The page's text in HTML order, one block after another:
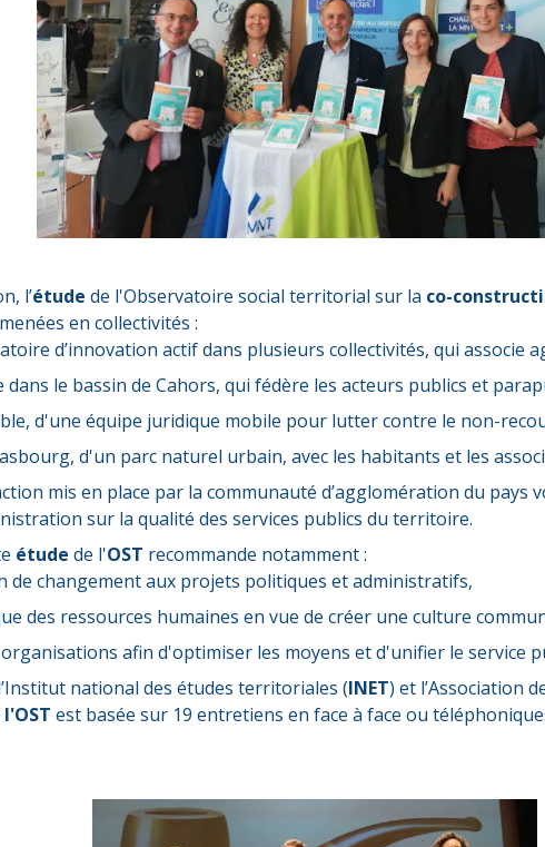
l’étude de l'Observatoire social territorial sur la co-
en collectivités :
d’innovation actif dans plusieurs collectivités, qui associe
dans le bassin de Cahors, qui fédère les acteurs publics et
d'une équipe juridique mobile pour lutter contre le non-
d'un parc naturel urbain, avec les habitants et les
mis en place par la communauté d’agglomération du
sur la qualité des services publics du territoire.
étude de l'OST recommande notamment :
de changement aux projets politiques et administratifs,
des ressources humaines en vue de créer une culture
afin d'optimiser les moyens et d'unifier le service
national des études territoriales (INET) et l’Association
l'OST est basée sur 19 entretiens en face à face ou